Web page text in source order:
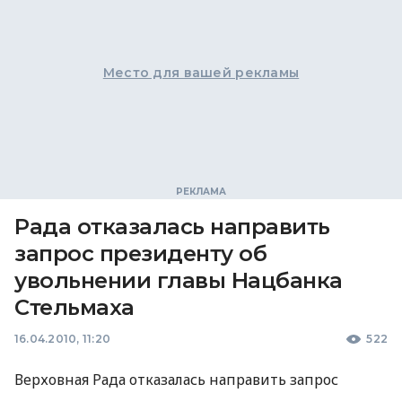
Место для вашей рекламы
Рада отказалась направить
запрос президенту об
увольнении главы Нацбанка
Стельмаха
16.04.2010, 11:20 522
Верховная Рада отказалась направить запрос